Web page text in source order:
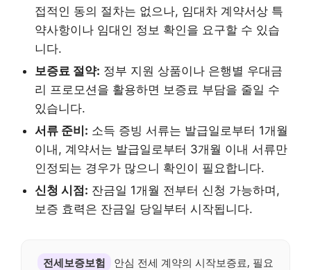
접적인 동의 절차는 없으나, 임대차 계약서상 특
약사항이나 임대인 정보 확인을 요구할 수 있습
니다.
보증료 절약: 정부 지원 상품이나 은행별 우대금
리 프로모션을 활용하면 보증료 부담을 줄일 수
있습니다.
서류 준비: 소득 증빙 서류는 발급일로부터 1개월
이내, 계약서는 발급일로부터 3개월 이내 서류만
인정되는 경우가 많으니 확인이 필요합니다.
신청 시점: 잔금일 1개월 전부터 신청 가능하며,
보증 효력은 잔금일 당일부터 시작됩니다.
전세보증보험
안심 전세 계약의 시작보증료, 필요